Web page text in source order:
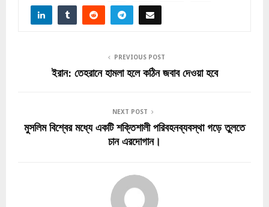
PREVIOUS POST
ইরান: তেহরানে হামলা হলে কঠিন জবাব দেওয়া হবে
NEXT POST
মুসলিম বিশ্বের মধ্যে একটি শক্তিশালী পরিবহনব্যবস্থা গড়ে তুলতে
চান এরদোগান।